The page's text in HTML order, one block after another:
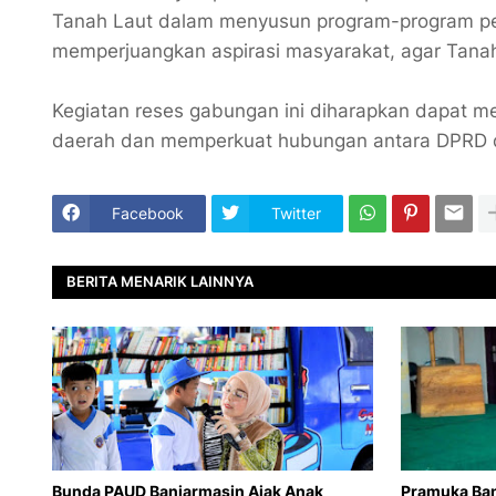
Tanah Laut dalam menyusun program-program
memperjuangkan aspirasi masyarakat, agar
Kegiatan reses gabungan ini diharapkan dapat
daerah dan memperkuat hubungan antara
Facebook Twitter
BERITA MENARIK LAINNYA
Bunda PAUD Banjarmasin Ajak Anak Pramuka